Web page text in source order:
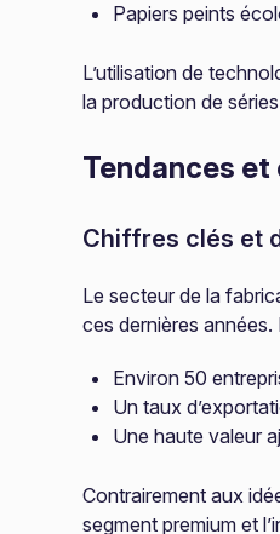
Papiers peints
L’utilisation de
la production de
Tendances
Chiffres clés et
Le secteur de la
ces dernières années.
Environ 50
Un taux
Une haute valeur
Contrairement aux
segment premium et